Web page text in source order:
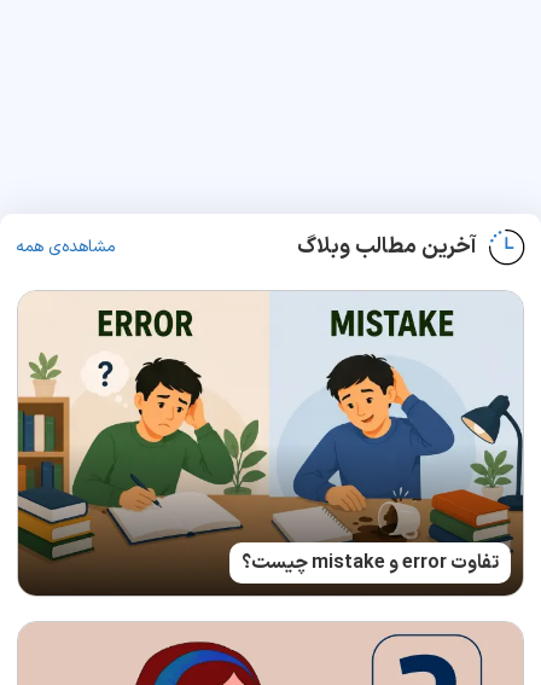
آخرین مطالب وبلاگ مشاهده‌ی همه
تفاوت error و mistake چیست؟